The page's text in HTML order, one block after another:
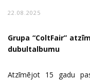
22.08.2025
Grupa “ColtFair”
dubultalbumu
Atzīmējot 15 gadu